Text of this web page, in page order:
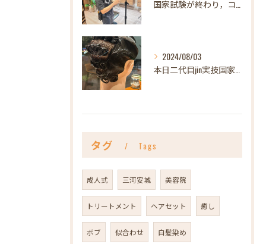
2024/08/03
タグ Tags
成人式 三河安城 美容院
トリートメント ヘアセット 癒し
ボブ 似合わせ 白髪染め